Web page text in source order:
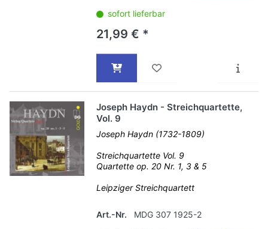
sofort lieferbar
21,99 € *
Joseph Haydn - Streichquartette,
Vol. 9
Joseph Haydn (1732-1809)
Streichquartette Vol. 9
Quartette op. 20 Nr. 1, 3 & 5
Leipziger Streichquartett
Art.-Nr. MDG 307 1925-2